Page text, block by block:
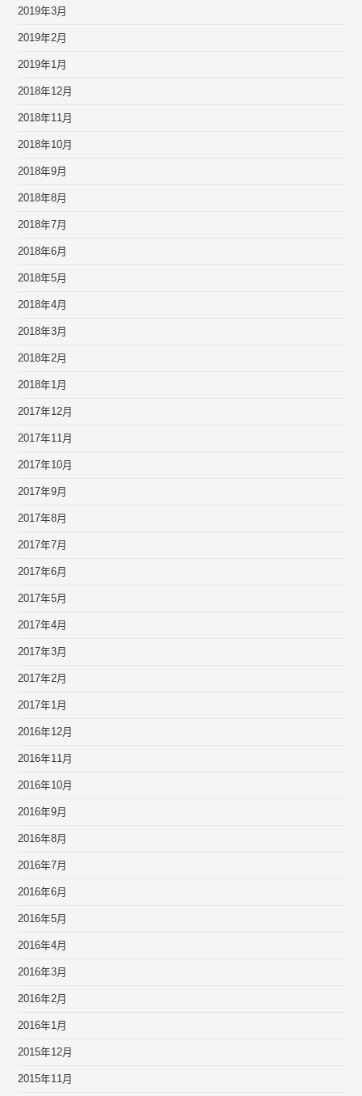
2019年3月
2019年2月
2019年1月
2018年12月
2018年11月
2018年10月
2018年9月
2018年8月
2018年7月
2018年6月
2018年5月
2018年4月
2018年3月
2018年2月
2018年1月
2017年12月
2017年11月
2017年10月
2017年9月
2017年8月
2017年7月
2017年6月
2017年5月
2017年4月
2017年3月
2017年2月
2017年1月
2016年12月
2016年11月
2016年10月
2016年9月
2016年8月
2016年7月
2016年6月
2016年5月
2016年4月
2016年3月
2016年2月
2016年1月
2015年12月
2015年11月